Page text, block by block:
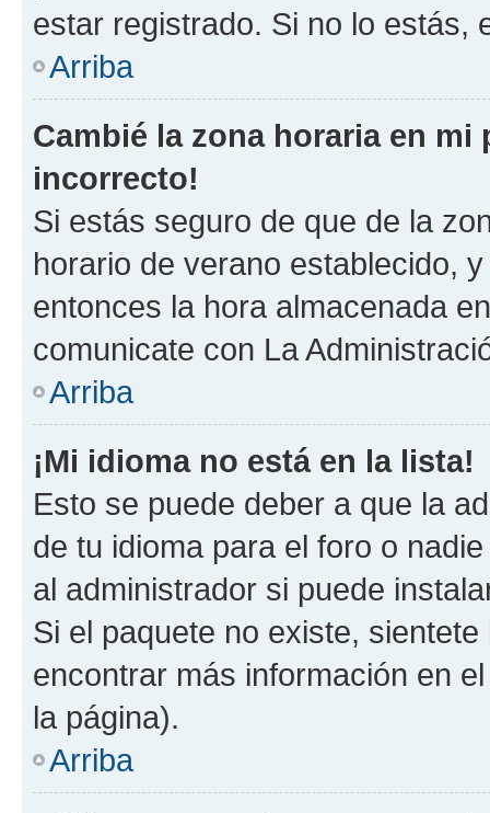
estar registrado. Si no lo estás,
Arriba
Cambié la zona horaria en
incorrecto!
Si estás seguro de que de la
horario de verano establecido,
entonces la hora almacenada
comunicate con La
Arriba
¡Mi idioma no está en la lista!
Esto se puede deber a que la
de tu idioma para el foro o
al administrador si puede
Si el paquete no existe,
encontrar más información en
la página).
Arriba